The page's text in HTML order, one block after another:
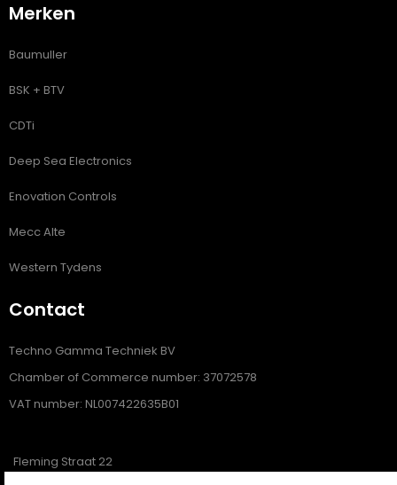
Merken
Baumuller
BSK + BTV
CDTi
Deep Sea Electronics
Enovation Controls
Mecc Alte
Western Tydens
Contact
Techno Gamma Techniek BV
Chamber of Commerce number: 37072578
VAT number: NL007422635B01
Fleming Straat 22